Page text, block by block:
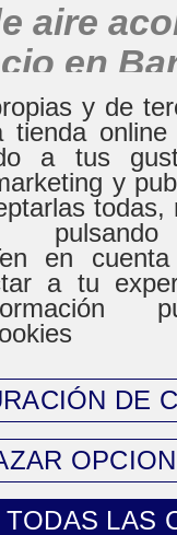
aire
en
9:00h
y de
tienda
a tus
y
todas,
en
a tu
DE
TODAS LAS